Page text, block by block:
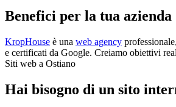
Benefici per la tua azienda
KropHouse è una web agency
e certificati da Google. Creiamo obiettivi
Siti web a Ostiano
Hai bisogno di un sito